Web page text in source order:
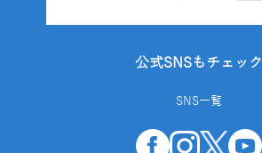
公式SNSもチェック
SNS一覧